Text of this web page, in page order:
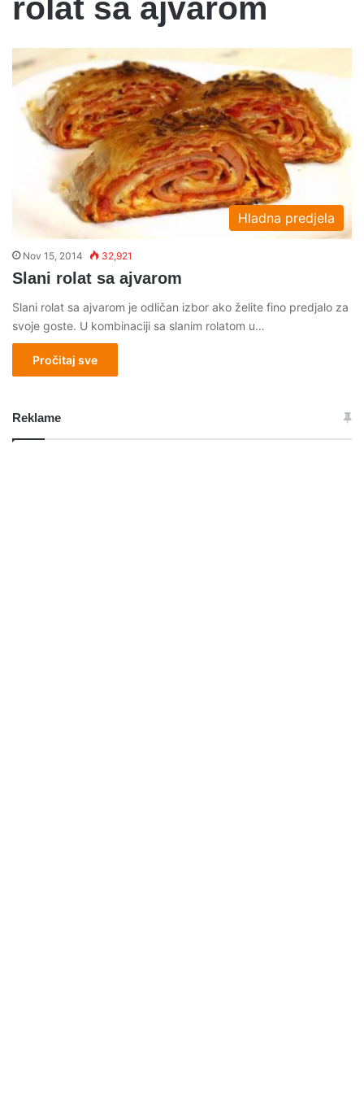
rolat sa ajvarom
Hladna predjela
Nov 15, 2014 32,921
Slani rolat sa ajvarom
Slani rolat sa ajvarom je odličan izbor ako želite fino predjalo za
svoje goste. U kombinaciji sa slanim rolatom u…
Pročitaj sve
Reklame